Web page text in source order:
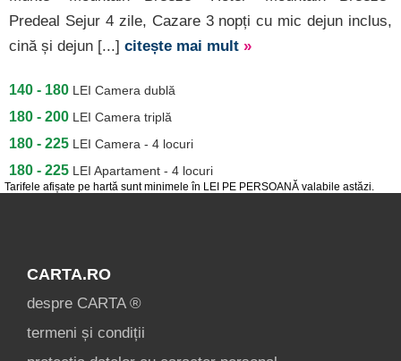
Tarifele afișate pe hartă sunt minimele în LEI PE PERSOANĂ valabile astăzi.
Predeal Sejur 4 zile, Cazare 3 nopți cu mic dejun inclus,
cină și dejun [...] citește mai mult »
140 - 180 LEI Camera dublă
180 - 200 LEI Camera triplă
180 - 225 LEI Camera - 4 locuri
180 - 225 LEI Apartament - 4 locuri
CARTA.RO
despre CARTA ®
termeni și condiții